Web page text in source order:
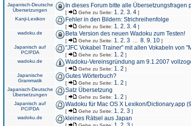
Japanisch-Deutsche
Übersetzungen
In dieses Forum bitte alle Übersetzungsfragen
[ Gehe zu Seite: 1 2 3 4 ]
Kanji-Lexikon Fehler in den Bildern: Strichreihenfolge
[ Gehe zu Seite: 1 2 3 4 ]
wadoku.de Beta Version des neuen Wadoku zum Testen!
[ Gehe zu Seite: 1 2 3 8 9 10 ]
Japanisch auf
PC/PDA
"JFC Vokabel Trainer" mit allen Vokabeln von
[ Gehe zu Seite: 1 2 ]
wadoku.de Wadoku-Vereinsgründung am 9.1.2007
[ Gehe zu Seite: 1 2 ]
Japanische
Grammatik
Gutes Wörterbuch?
[ Gehe zu Seite: 1 2 ]
Japanisch-Deutsche
Übersetzungen
Satz Übersetzung
[ Gehe zu Seite: 1 2 ]
Japanisch auf
PC/PDA
Wadoku für Mac OS X Lexikon/Dictionary.app
[ Gehe zu Seite: 1 2 3 ]
wadoku.de kleines Rätsel aus Japan